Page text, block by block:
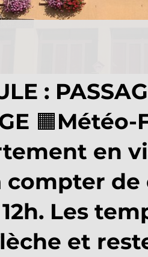
:
🟧
en
compter de
​Les
et